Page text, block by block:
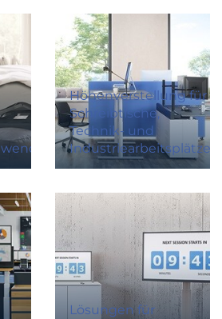
Höhenverstellung für
Schreibtische,
Technik- und
Industriearbeitsplätze
Lösungen für